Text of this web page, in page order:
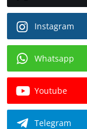
Instagram
Whatsapp
Youtube
Telegram